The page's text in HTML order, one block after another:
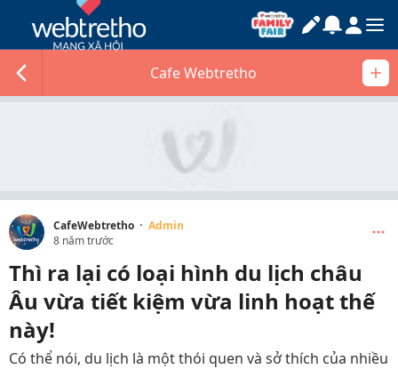
Cafe Webtretho
CafeWebtretho · Admin
8 năm trước
Thì ra lại có loại hình du lịch châu
Âu vừa tiết kiệm vừa linh hoạt thế
này!
Có thể nói, du lịch là một thói quen và sở thích của nhiều